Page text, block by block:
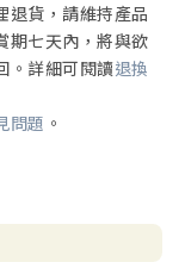
退貨，請維持產品
期七天內，將與欲
。詳細可閱讀退換
問題 。